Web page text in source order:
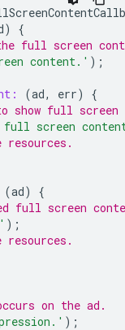
)
{
full screen
content.' );
(ad, err)
{
show full screen
full screen
(ad)
{
full screen
);
on the ad.
);